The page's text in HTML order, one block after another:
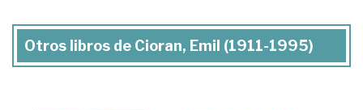
Otros libros de Cioran, Emil (1911-1995)